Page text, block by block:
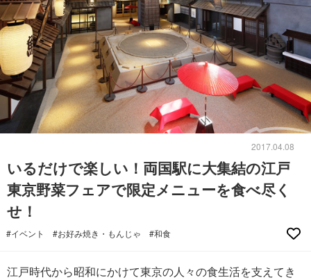
2017.04.08
いるだけで楽しい！両国駅に大集結の江戸
東京野菜フェアで限定メニューを食べ尽く
せ！
#イベント #お好み焼き・もんじゃ #和食
江戸時代から昭和にかけて東京の人々の食生活を支えてき